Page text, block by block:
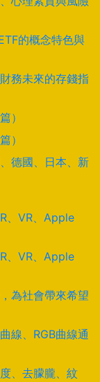
的概念特色與
務未來的存錢指
）
）
德國、日本、新
、VR、Apple
、VR、Apple
為社會帶來希望
線、RGB曲線通
、去朦朧、紋